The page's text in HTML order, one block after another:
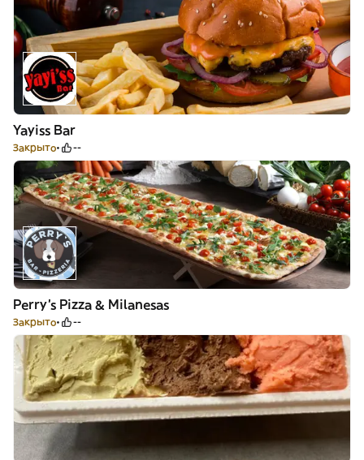
Yayiss Bar
Закрыто --
Perry's Pizza & Milanesas
Закрыто --